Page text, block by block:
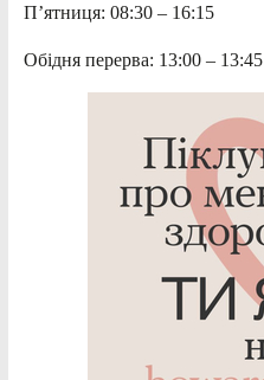
П’ятниця: 08:30 – 16:15
Обідня перерва: 13:00 – 13:45